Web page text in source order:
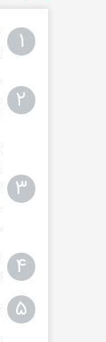
۱
۲
۳
۴
۵